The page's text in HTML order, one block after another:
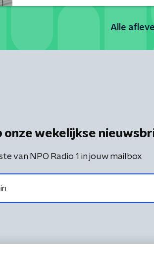
Alle
onze wekelijkse
van NPO Radio 1 in jouw mailbox